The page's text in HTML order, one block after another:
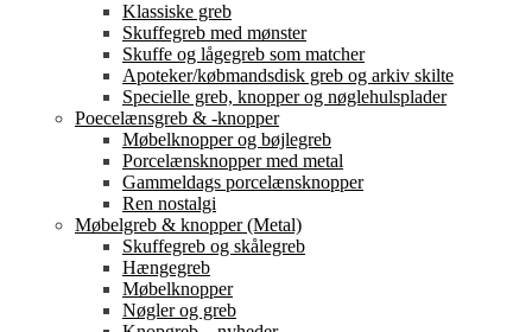
Klassiske greb
Skuffegreb med mønster
Skuffe og lågegreb som matcher
Apoteker/købmandsdisk greb og arkiv skilte
Specielle greb, knopper og nøglehulsplader
Poecelænsgreb & -knopper
Møbelknopper og bøjlegreb
Porcelænsknopper med metal
Gammeldags porcelænsknopper
Ren nostalgi
Møbelgreb & knopper (Metal)
Skuffegreb og skålegreb
Hængegreb
Møbelknopper
Nøgler og greb